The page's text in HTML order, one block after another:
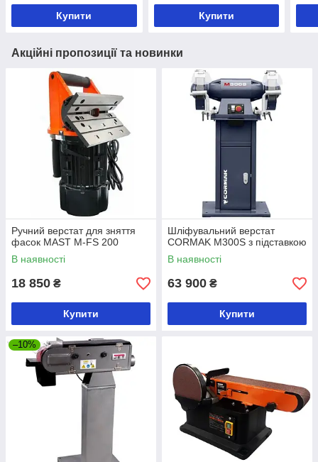
Купити Купити
Акційні пропозиції та новинки
Ручний верстат для зняття
фасок MAST M-FS 200
В наявності
18 850 ₴
Купити
Шліфувальний верстат
CORMAK M300S з підставкою
В наявності
63 900 ₴
Купити
–10%